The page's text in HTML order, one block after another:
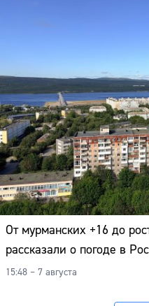
От мурманских +16 до
рассказали о погоде в
15:48 – 7 августа